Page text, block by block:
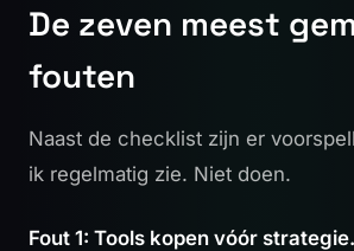
De zeven meest
fouten
Naast de checklist zijn er
ik regelmatig zie. Niet doen.
Fout 1: Tools kopen vóór strategie.